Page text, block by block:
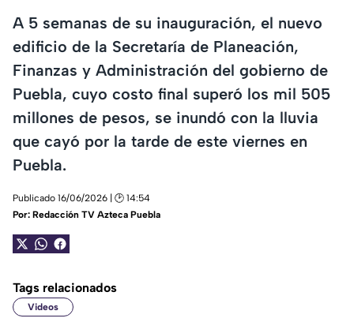
A 5 semanas de su inauguración, el nuevo
edificio de la Secretaría de Planeación,
Finanzas y Administración del gobierno de
Puebla, cuyo costo final superó los mil 505
millones de pesos, se inundó con la lluvia
que cayó por la tarde de este viernes en
Puebla.
Publicado 16/06/2026 | 🕑 14:54
Por: Redacción TV Azteca Puebla
Tags relacionados
Videos